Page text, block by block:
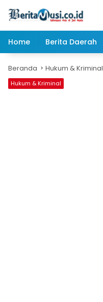
Home
Berita Daerah
Beranda Hukum & Kriminal
Hukum & Kriminal